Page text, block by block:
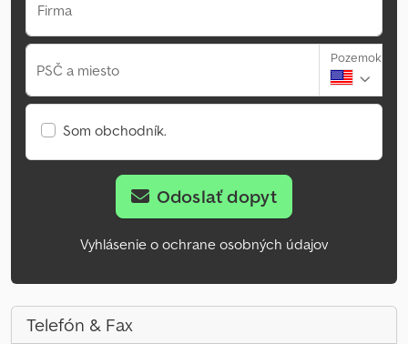
Firma
PSČ a miesto
Pozemok
Som obchodník.
Odoslať dopyt
Vyhlásenie o ochrane osobných údajov
Telefón & Fax